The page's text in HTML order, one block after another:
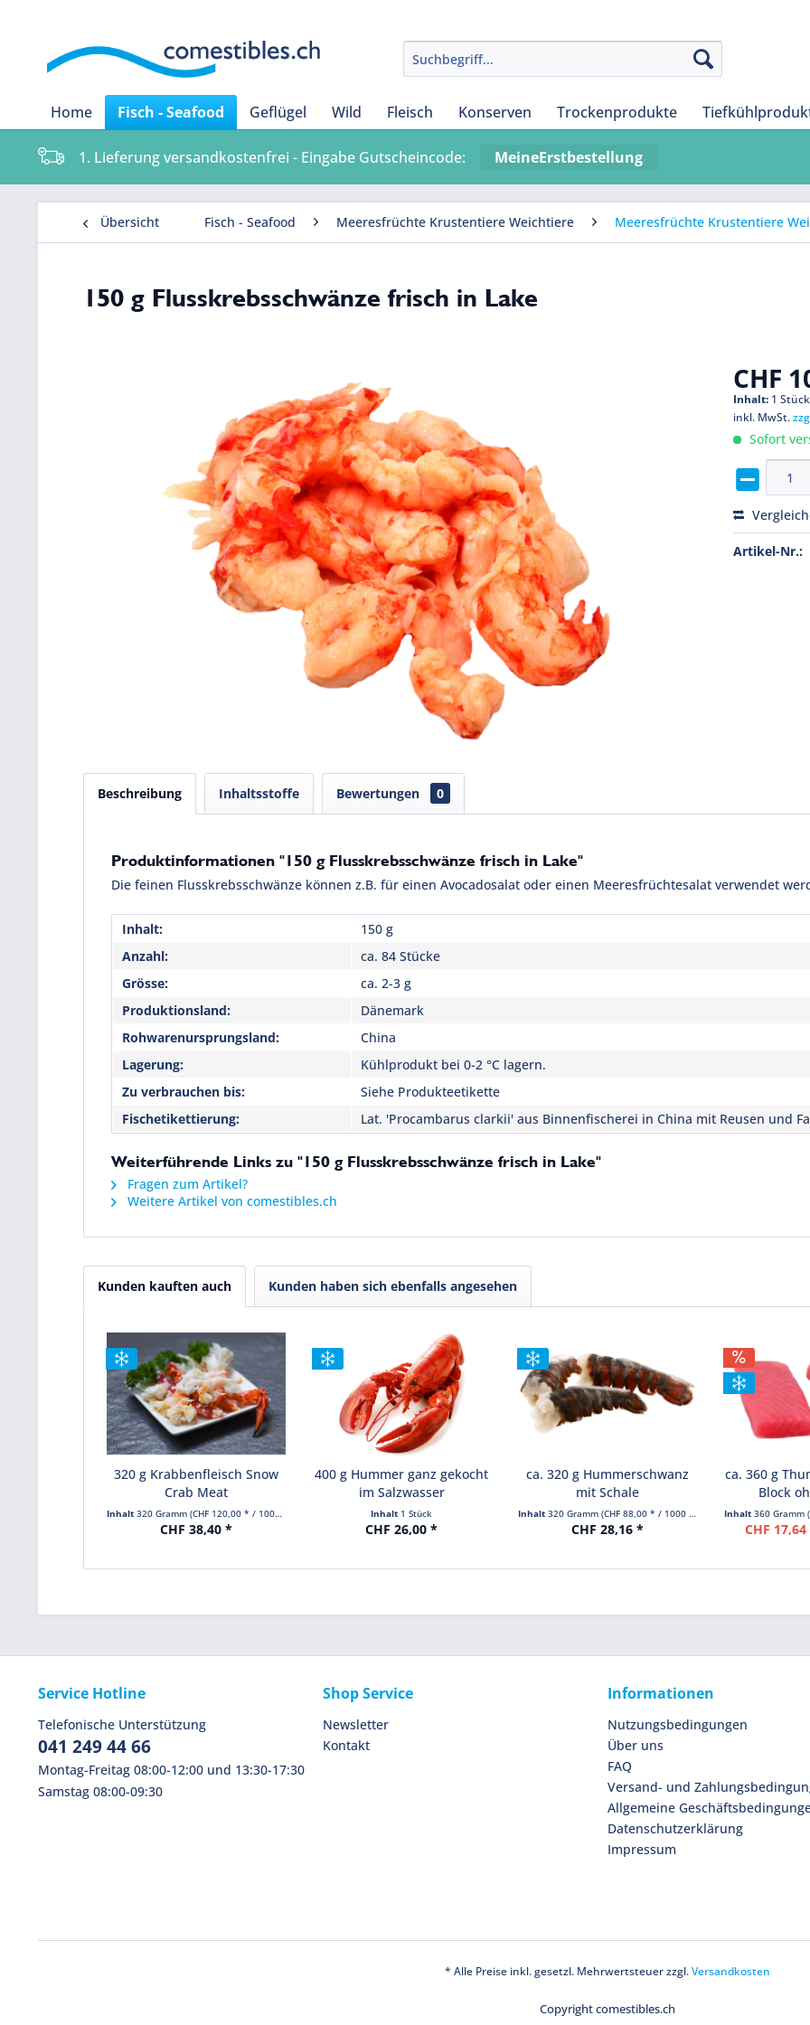
Home Fisch - Seafood Geflügel Wild Fleisch Konserven Trockenprodukte
1. Lieferung versandkostenfrei - Eingabe Gutscheincode: MeineErstbestellung
Übersicht Fisch - Seafood Meeresfrüchte Krustentiere Weichtiere Meeresfrüchte Krustentiere
150 g Flusskrebsschwänze frisch in Lake
CHF
Inhalt: 1 Stück
inkl. MwSt.
Sofort
Artikel-Nr.:
Beschreibung Inhaltsstoffe Bewertungen 0
Produktinformationen "150 g Flusskrebsschwänze frisch in Lake"
Die feinen Flusskrebsschwänze können z.B. für einen Avocadosalat oder einen Meeresfrüchtesalat verwendet
Inhalt:
150 g
Anzahl:
ca. 84 Stücke
Grösse:
ca. 2-3 g
Produktionsland:
Dänemark
Rohwarenursprungsland:
China
Lagerung:
Kühlprodukt bei 0-2 °C lagern.
Zu verbrauchen bis:
Siehe Produkteetikette
Fischetikettierung:
Lat. 'Procambarus clarkii' aus Binnenfischerei in China mit Reusen und
Weiterführende Links zu "150 g Flusskrebsschwänze frisch in Lake"
Fragen zum Artikel?
Weitere Artikel von comestibles.ch
Kunden kauften auch Kunden haben sich ebenfalls angesehen
320 g Krabbenfleisch Snow
Crab Meat
Inhalt 320 Gramm (CHF 120,00 * / 1000 Gramm)
CHF 38,40 *
400 g Hummer ganz gekocht
im Salzwasser
Inhalt 1 Stück
CHF 26,00 *
ca. 320 g Hummerschwanz
mit Schale
Inhalt320 Gramm(CHF 88,00 * / 1000 Gramm)
CHF 28,16 *
ca. 360 g
Block
Inhalt 360 Gramm
CHF
Service Hotline
Telefonische Unterstützung
041 249 44 66
Montag-Freitag 08:00-12:00 und 13:30-17:30
Samstag 08:00-09:30
Shop Service
Newsletter
Kontakt
Informationen
Nutzungsbedingungen
Über uns
FAQ
Versand- und
Allgemeine
Datenschutzerklärung
Impressum
* Alle Preise inkl. gesetzl. Mehrwertsteuer zzgl.Versandkosten
Copyright comestibles.ch